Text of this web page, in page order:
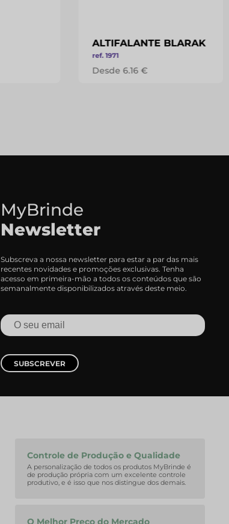
ALTIFALANTE BLARAK
ref. 1971
Desde 6.16 €
MyBrinde
Newsletter
Subscreva a nossa newsletter para estar a par das mais
recentes novidades e promoções exclusivas. Tenha
acesso em primeira-mão a todos os conteúdos que são
semanalmente disponibilizados através deste meio.
SUBSCREVER
Controle de Produção e Qualidade
A personalização de todos os produtos MyBrinde é
de produção própria com um excelente controle
produtivo, e é isso que nos distingue dos demais.
O Melhor Preço do Mercado